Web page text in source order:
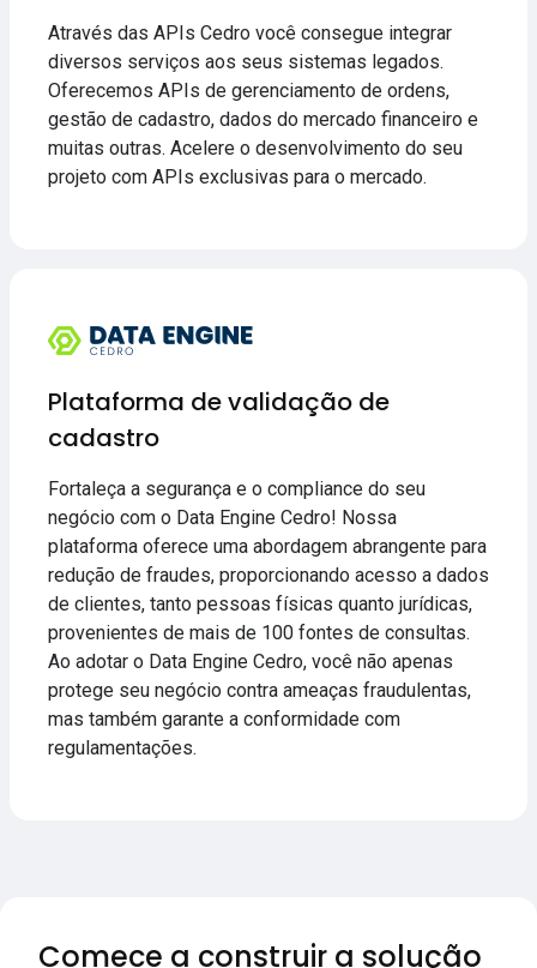
Através das APIs Cedro você consegue integrar
diversos serviços aos seus sistemas legados.
Oferecemos APIs de gerenciamento de ordens,
gestão de cadastro, dados do mercado financeiro e
muitas outras. Acelere o desenvolvimento do seu
projeto com APIs exclusivas para o mercado.
Plataforma de validação de
cadastro
Fortaleça a segurança e o compliance do seu
negócio com o Data Engine Cedro! Nossa
plataforma oferece uma abordagem abrangente para
redução de fraudes, proporcionando acesso a dados
de clientes, tanto pessoas físicas quanto jurídicas,
provenientes de mais de 100 fontes de consultas.
Ao adotar o Data Engine Cedro, você não apenas
protege seu negócio contra ameaças fraudulentas,
mas também garante a conformidade com
regulamentações.
Comece a construir a solução